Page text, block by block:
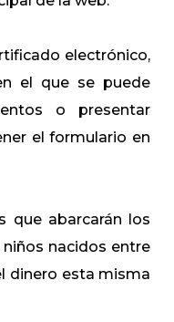
electrónico,
el que se puede
o presentar
el formulario en
que abarcarán los
nacidos entre
dinero esta misma